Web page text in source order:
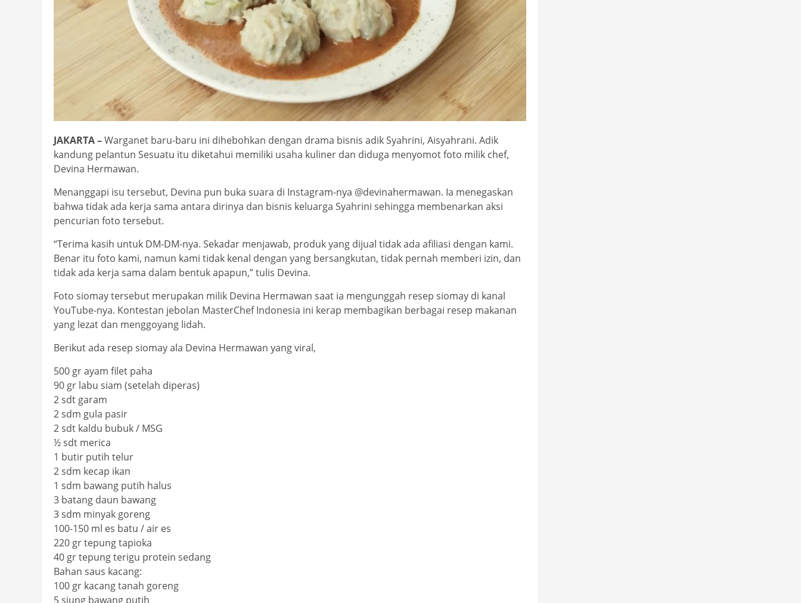
JAKARTA –Warganet baru-baru ini dihebohkan dengan drama bisnis adik Syahrini, Aisyahrani. Adik
kandung pelantun Sesuatu itu diketahui memiliki usaha kuliner dan diduga menyomot foto milik chef,
Devina Hermawan.
Menanggapi isu tersebut, Devina pun buka suara di Instagram-nya @devinahermawan. Ia menegaskan
bahwa tidak ada kerja sama antara dirinya dan bisnis keluarga Syahrini sehingga membenarkan aksi
pencurian foto tersebut.
“Terima kasih untuk DM-DM-nya. Sekadar menjawab, produk yang dijual tidak ada afiliasi dengan kami.
Benar itu foto kami, namun kami tidak kenal dengan yang bersangkutan, tidak pernah memberi izin, dan
tidak ada kerja sama dalam bentuk apapun,” tulis Devina.
Foto siomay tersebut merupakan milik Devina Hermawan saat ia mengunggah resep siomay di kanal
YouTube-nya. Kontestan jebolan MasterChef Indonesia ini kerap membagikan berbagai resep makanan
yang lezat dan menggoyang lidah.
Berikut ada resep siomay ala Devina Hermawan yang viral,
500 gr ayam filet paha
90 gr labu siam (setelah diperas)
2 sdt garam
2 sdm gula pasir
2 sdt kaldu bubuk / MSG
½ sdt merica
1 butir putih telur
2 sdm kecap ikan
1 sdm bawang putih halus
3 batang daun bawang
3 sdm minyak goreng
100-150 ml es batu / air es
220 gr tepung tapioka
40 gr tepung terigu protein sedang
Bahan saus kacang:
100 gr kacang tanah goreng
5 siung bawang putih